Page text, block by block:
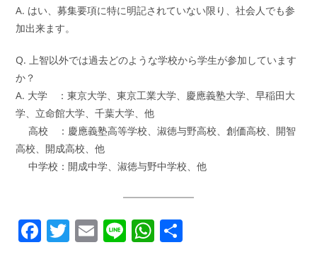
A. はい、募集要項に特に明記されていない限り、社会人でも参
加出来ます。
Q. 上智以外では過去どのような学校から学生が参加しています
か？
A. 大学 ：東京大学、東京工業大学、慶應義塾大学、早稲田大
学、立命館大学、千葉大学、他
高校 ：慶應義塾高等学校、淑徳与野高校、創価高校、開智
高校、開成高校、他
中学校：開成中学、淑徳与野中学校、他
F T E Li W